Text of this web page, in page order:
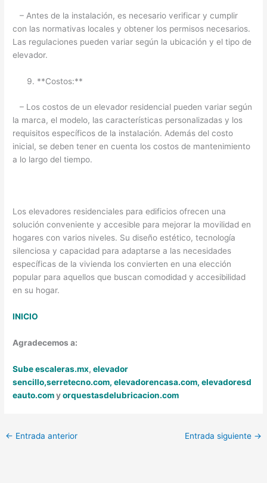
– Antes de la instalación, es necesario verificar y cumplir
con las normativas locales y obtener los permisos necesarios.
Las regulaciones pueden variar según la ubicación y el tipo de
elevador.
**Costos:**
– Los costos de un elevador residencial pueden variar según
la marca, el modelo, las características personalizadas y los
requisitos específicos de la instalación. Además del costo
inicial, se deben tener en cuenta los costos de mantenimiento
a lo largo del tiempo.
Los elevadores residenciales para edificios ofrecen una
solución conveniente y accesible para mejorar la movilidad en
hogares con varios niveles. Su diseño estético, tecnología
silenciosa y capacidad para adaptarse a las necesidades
específicas de la vivienda los convierten en una elección
popular para aquellos que buscan comodidad y accesibilidad
en su hogar.
INICIO
Agradecemos a:
Sube escaleras.mx,elevador
sencillo,serretecno.com, elevadorencasa.com, elevadoresd
eauto.comyorquestasdelubricacion.com
← Entrada anterior Entrada siguiente →